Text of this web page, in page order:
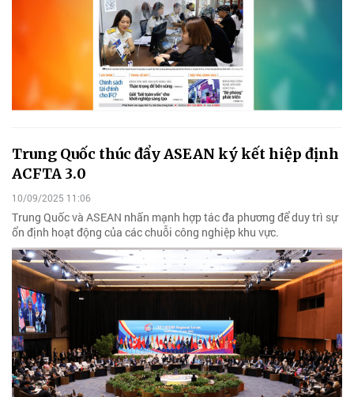
Trung Quốc thúc đẩy ASEAN ký kết hiệp định
ACFTA 3.0
10/09/2025 11:06
Trung Quốc và ASEAN nhấn mạnh hợp tác đa phương để duy trì sự
ổn định hoạt động của các chuỗi công nghiệp khu vực.